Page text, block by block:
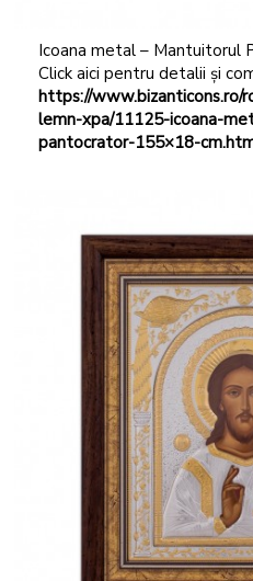
Icoana metal – Mantuitorul
Click aici pentru detalii și
https://www.bizanticons.ro/
lemn-xpa/11125-icoana-
pantocrator-155×18-